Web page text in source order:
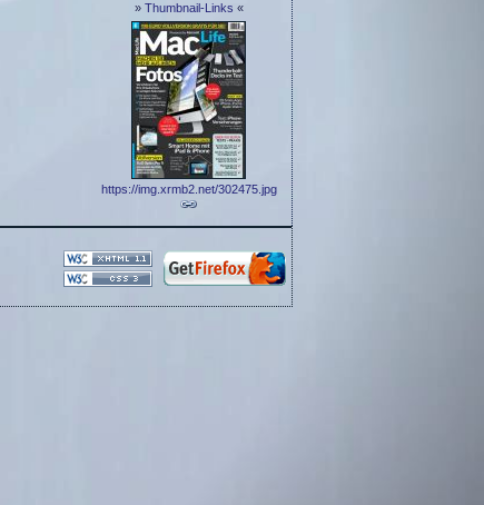
» Thumbnail-Links «
https://img.xrmb2.net/302475.jpg